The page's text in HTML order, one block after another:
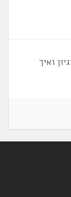
ואיך